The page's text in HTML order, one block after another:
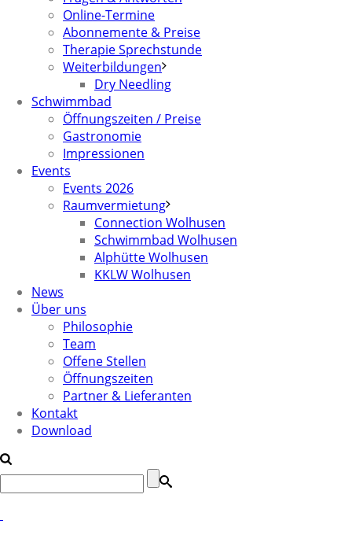
Online-Termine
Abonnemente & Preise
Therapie Sprechstunde
Weiterbildungen
Dry Needling
Schwimmbad
Öffnungszeiten / Preise
Gastronomie
Impressionen
Events
Events 2026
Raumvermietung
Connection Wolhusen
Schwimmbad Wolhusen
Alphütte Wolhusen
KKLW Wolhusen
News
Über uns
Philosophie
Team
Offene Stellen
Öffnungszeiten
Partner & Lieferanten
Kontakt
Download